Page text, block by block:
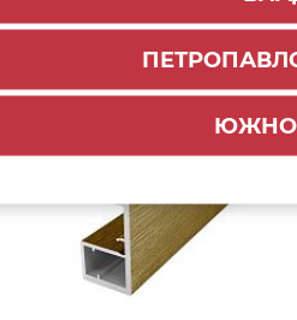
арт. 60739